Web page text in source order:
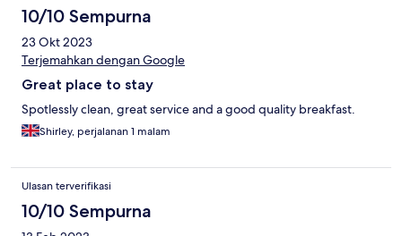
10/10 Sempurna
23 Okt 2023
Terjemahkan dengan Google
Great place to stay
Spotlessly clean, great service and a good quality breakfast.
Shirley, perjalanan 1 malam
Ulasan terverifikasi
10/10 Sempurna